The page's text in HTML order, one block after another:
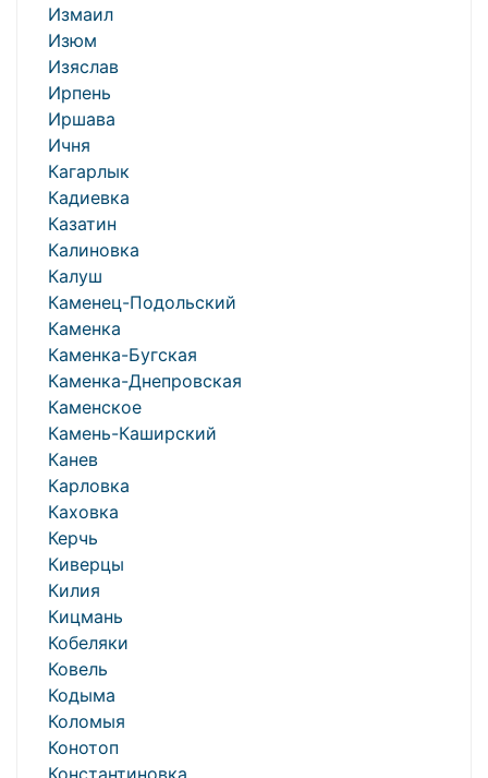
Измаил
Изюм
Изяслав
Ирпень
Иршава
Ичня
Кагарлык
Кадиевка
Казатин
Калиновка
Калуш
Каменец-Подольский
Каменка
Каменка-Бугская
Каменка-Днепровская
Каменское
Камень-Каширский
Канев
Карловка
Каховка
Керчь
Киверцы
Килия
Кицмань
Кобеляки
Ковель
Кодыма
Коломыя
Конотоп
Константиновка